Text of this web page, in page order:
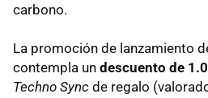
carbono.
La promoción de lanzamiento
contempla un descuento de
Techno Sync de regalo